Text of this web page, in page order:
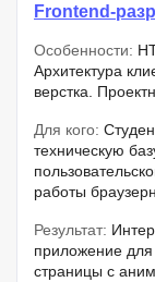
Frontend-
Особенности:
Архитектура
верстка.
Для кого:
техническую
работы
Результат:
приложение
страницы с